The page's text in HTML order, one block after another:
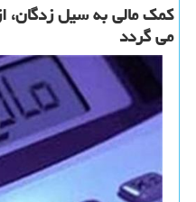
كمك مالی به سیل زدگان،
می گردد